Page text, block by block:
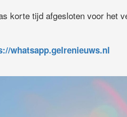
korte tijd afgesloten voor het
whatsapp.gelrenieuws.nl